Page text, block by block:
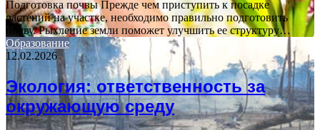
Подготовка почвы Прежде чем приступить к посадке
растений на участке, необходимо правильно подготовить
почву. Рыхление земли поможет улучшить ее структуру…
Образование
12.02.2026
Экология: ответственность за
окружающую среду